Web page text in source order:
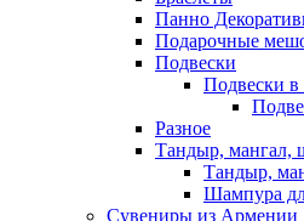
Панно
Подарочные
Подвески
Подвески
Разное
Тандыр, мангал,
Тандыр,
Шампура
Сувениры из Армении